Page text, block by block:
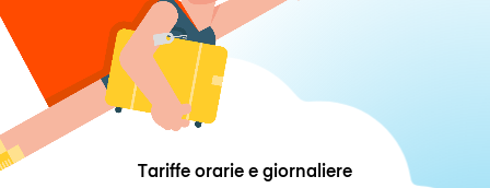
Tariffe orarie e giornaliere